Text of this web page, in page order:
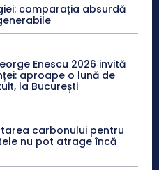
comparația absurdă
Enescu 2026 invită
aproape o lună de
la București
carbonului pentru
nu pot atrage încă